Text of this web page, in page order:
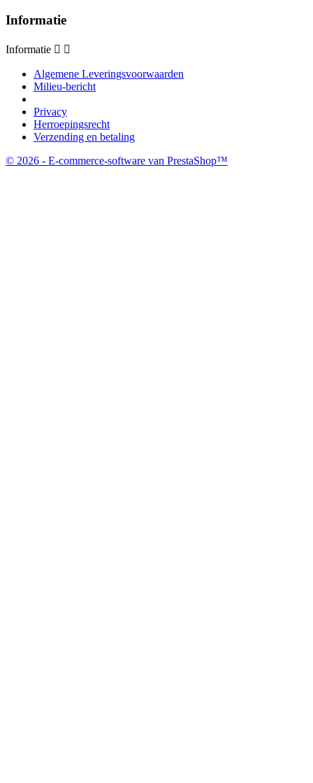
Informatie
Informatie  
Algemene Leveringsvoorwaarden
Milieu-bericht
Privacy
Herroepingsrecht
Verzending en betaling
© 2026 - E-commerce-software van PrestaShop™